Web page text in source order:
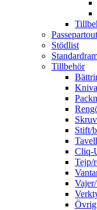
Stödlist
Tillbehör
Stift/
Cliq-
Tejp/